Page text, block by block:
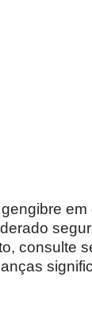
consulte